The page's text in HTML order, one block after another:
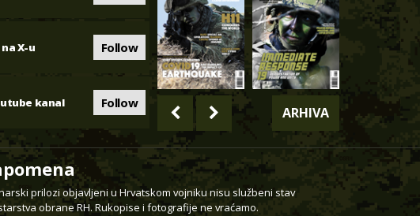
X-u Follow
kanal Follow
ARHIVA
prilozi objavljeni u Hrvatskom vojniku nisu službeni stav
obrane RH. Rukopise i fotografije ne vraćamo.